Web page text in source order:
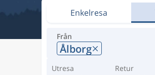
Enkelresa
Från
Ålborg
Utresa Retur